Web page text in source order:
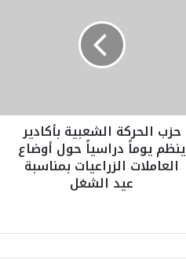
حزب الحركة الشعبية بأكادير
ينظم يوماً دراسياً حول أوضاع
العاملات الزراعيات بمناسبة
عيد الشغل